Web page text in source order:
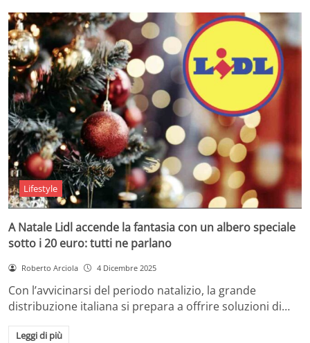
Lifestyle
A Natale Lidl accende la fantasia con un albero speciale
sotto i 20 euro: tutti ne parlano
Roberto Arciola 4 Dicembre 2025
Con l’avvicinarsi del periodo natalizio, la grande
distribuzione italiana si prepara a offrire soluzioni di…
Leggi di più